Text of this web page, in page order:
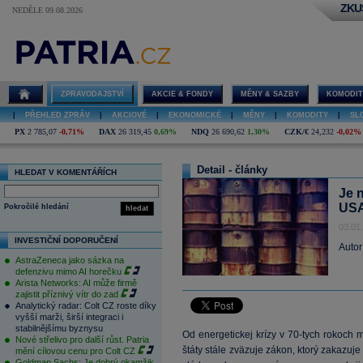
NEDĚLE 09.08.2026
ZPRAVODAJSTVÍ AKCIE & FONDY MĚNY & SAZBY
PŘEHLED ZPRÁV AKCIOVÉ EKONOMICKÉ MĚNY KOMODITY
PX 2 785,07 -0,71% DAX 26 319,45 0,69% NDQ 26 690,62 1,30% CZK/€ 24,232 -0,02%
HLEDAT V KOMENTÁŘÍCH
hledat
Pokročilé hledání
INVESTIČNÍ DOPORUČENÍ
AstraZeneca jako sázka na
defenzivu mimo AI horečku
Arista Networks: AI může firmě
zajistit příznivý vítr do zad
Analytický radar: Colt CZ roste díky
vyšší marži, širší integraci i
stabilnějšímu byznysu
Nové střelivo pro další růst. Patria
mění cílovou cenu pro Colt CZ
Detail - články
Je
Od energetickej krízy v 70-tych rokoch
štáty stále zväzuje zákon, ktorý